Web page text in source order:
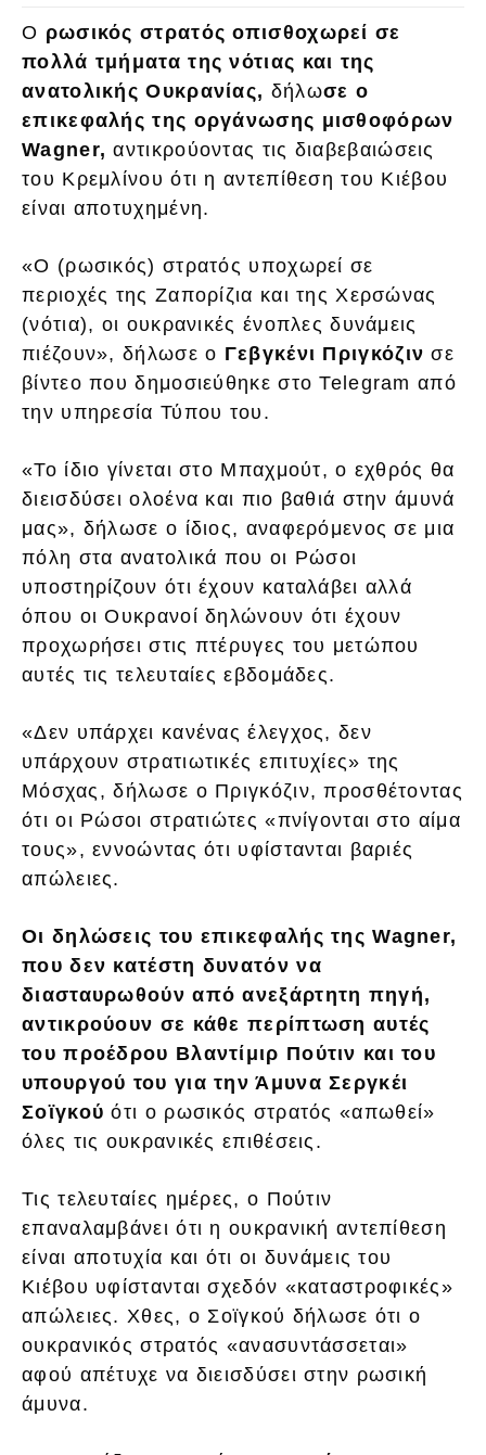
Ο ρωσικός στρατός οπισθοχωρεί σε
πολλά τμήματα της νότιας και της
ανατολικής Ουκρανίας, δήλωσε ο
επικεφαλής της οργάνωσης μισθοφόρων
Wagner,αντικρούοντας τις διαβεβαιώσεις
του Κρεμλίνου ότι η αντεπίθεση του Κιέβου
είναι αποτυχημένη.
«Ο (ρωσικός) στρατός υποχωρεί σε
περιοχές της Ζαπορίζια και της Χερσώνας
(νότια), οι ουκρανικές ένοπλες δυνάμεις
πιέζουν», δήλωσε ο Γεβγκένι Πριγκόζιν σε
βίντεο που δημοσιεύθηκε στο Telegram από
την υπηρεσία Τύπου του.
«Το ίδιο γίνεται στο Μπαχμούτ, ο εχθρός θα
διεισδύσει ολοένα και πιο βαθιά στην άμυνά
μας», δήλωσε ο ίδιος, αναφερόμενος σε μια
πόλη στα ανατολικά που οι Ρώσοι
υποστηρίζουν ότι έχουν καταλάβει αλλά
όπου οι Ουκρανοί δηλώνουν ότι έχουν
προχωρήσει στις πτέρυγες του μετώπου
αυτές τις τελευταίες εβδομάδες.
«Δεν υπάρχει κανένας έλεγχος, δεν
υπάρχουν στρατιωτικές επιτυχίες» της
Μόσχας, δήλωσε ο Πριγκόζιν, προσθέτοντας
ότι οι Ρώσοι στρατιώτες «πνίγονται στο αίμα
τους», εννοώντας ότι υφίστανται βαριές
απώλειες.
Οι δηλώσεις του επικεφαλής της Wagner,
που δεν κατέστη δυνατόν να
διασταυρωθούν από ανεξάρτητη πηγή,
αντικρούουν σε κάθε περίπτωση αυτές
του προέδρου Βλαντίμιρ Πούτιν και του
υπουργού του για την Άμυνα Σεργκέι
Σοϊγκούότι ο ρωσικός στρατός «απωθεί»
όλες τις ουκρανικές επιθέσεις.
Τις τελευταίες ημέρες, ο Πούτιν
επαναλαμβάνει ότι η ουκρανική αντεπίθεση
είναι αποτυχία και ότι οι δυνάμεις του
Κιέβου υφίστανται σχεδόν «καταστροφικές»
απώλειες. Χθες, ο Σοϊγκού δήλωσε ότι ο
ουκρανικός στρατός «ανασυντάσσεται»
αφού απέτυχε να διεισδύσει στην ρωσική
άμυνα.